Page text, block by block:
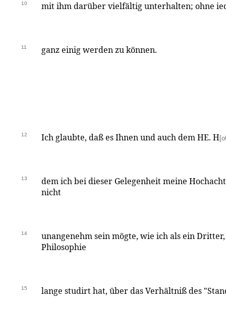
10 mit ihm darüber vielfältig unterhalten; ohne
11 ganz einig werden zu können.
12 Ich glaubte, daß es Ihnen und auch dem HE. H
13
dem ich bei dieser Gelegenheit meine
nicht
14
unangenehm sein mögte, wie ich als ein
Philosophie
15 lange studirt hat, über das Verhältniß des